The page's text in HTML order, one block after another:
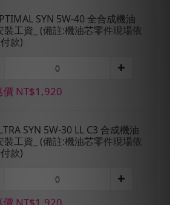
SYN 5W-40 全合成機油
裝工資_ (備註:機油芯零件現場依
款)
價 NT$1,920
SYN 5W-30 LL C3 合成機油
裝工資_ (備註:機油芯零件現場依
款)